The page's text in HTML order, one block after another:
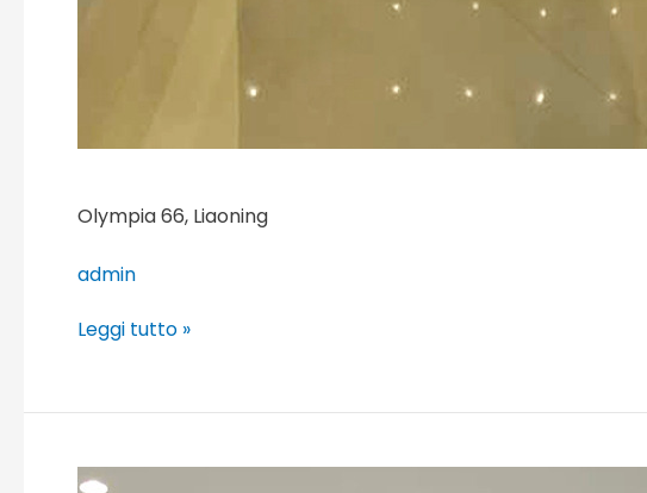
Olympia 66, Liaoning
admin
Leggi tutto »
Unilever